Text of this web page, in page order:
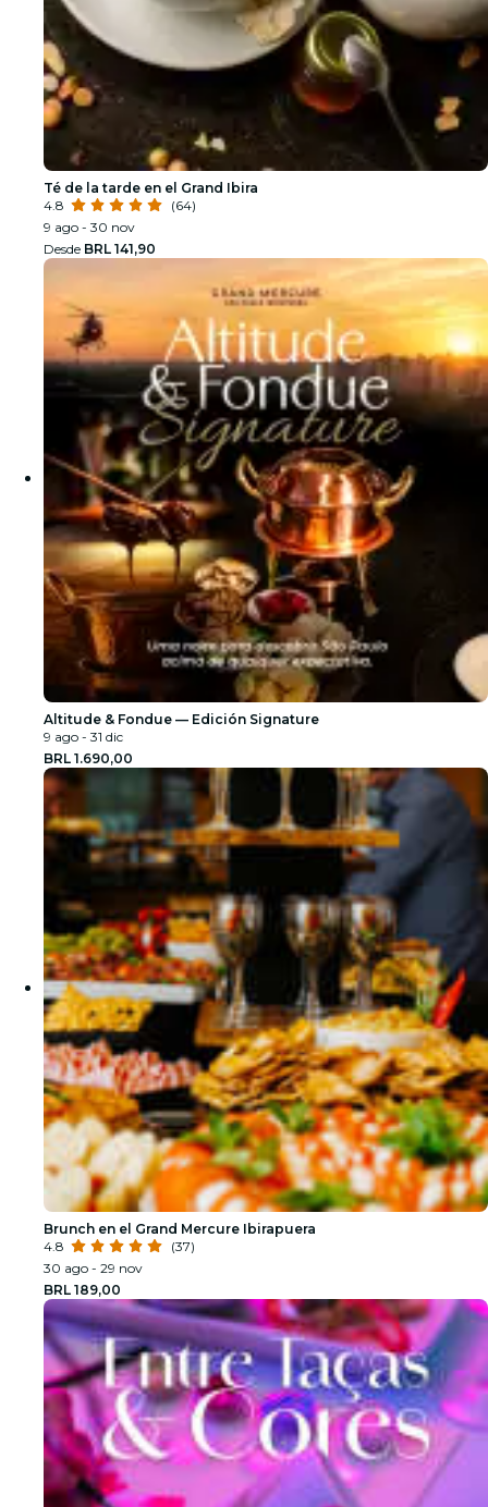
Té de la tarde en el Grand Ibira
4.8
(64)
9 ago - 30 nov
Desde BRL 141,90
Altitude & Fondue — Edición Signature
9 ago - 31 dic
BRL 1.690,00
Brunch en el Grand Mercure Ibirapuera
4.8
(37)
30 ago - 29 nov
BRL 189,00